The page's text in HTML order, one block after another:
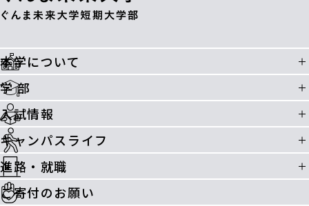
本学について
学 部
入試情報
キャンパスライフ
進路・就職
ご寄付のお願い